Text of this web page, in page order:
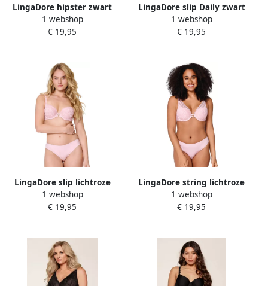
LingaDore hipster zwart
1 webshop
€ 19,95
LingaDore slip Daily zwart
1 webshop
€ 19,95
LingaDore slip lichtroze
1 webshop
€ 19,95
LingaDore string lichtroze
1 webshop
€ 19,95